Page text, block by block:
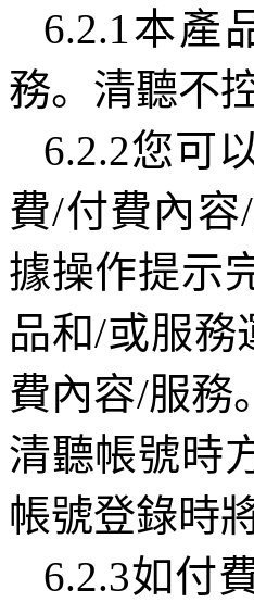
6.2.1本產
務。清聽不
6.2.2您可
費/付費內容/
據操作提示
品和/或服務
費內容/服務
清聽帳號時
帳號登錄時
6.2.3如付